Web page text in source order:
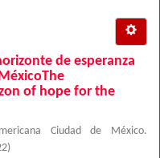
de esperanza
of hope for the
Ciudad de México.
)